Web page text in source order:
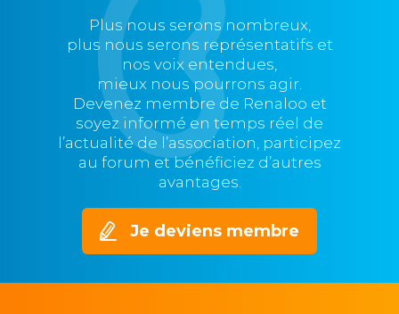
Plus nous serons nombreux,
plus nous serons représentatifs et
nos voix entendues,
mieux nous pourrons agir.
Devenez membre de Renaloo et
soyez informé en temps réel de
l’actualité de l’association, participez
au forum et bénéficiez d’autres
avantages.
Je deviens membre